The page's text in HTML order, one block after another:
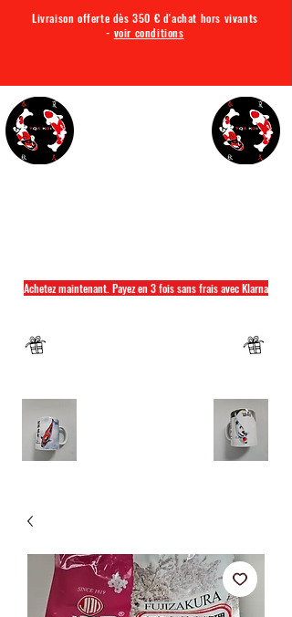
Livraison offerte dès 350 € d'achat hors vivants
- voir conditions
Achetez maintenant. Payez en 3 fois sans frais avec Klarna